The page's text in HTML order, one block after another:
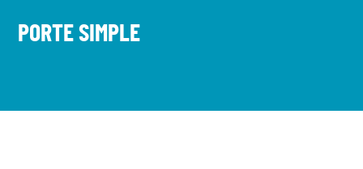
PORTE SIMPLE